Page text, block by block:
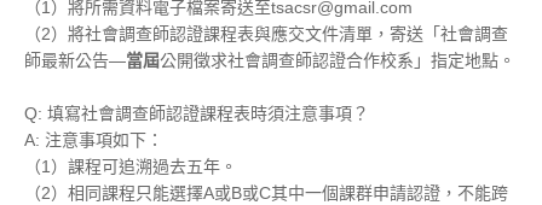
（1）將所需資料電子檔案寄送至tsacsr@gmail.com
（2）將社會調查師認證課程表與應交文件清單，寄送「社會調查
師最新公告—當屆公開徵求社會調查師認證合作校系」指定地點。
Q: 填寫社會調查師認證課程表時須注意事項？
A: 注意事項如下：
（1）課程可追溯過去五年。
（2）相同課程只能選擇A或B或C其中一個課群申請認證，不能跨